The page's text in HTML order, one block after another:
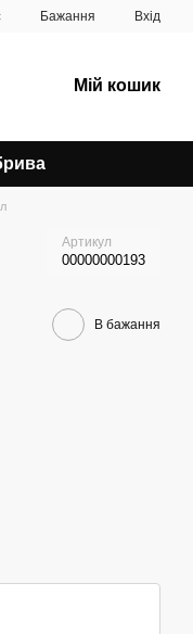
Бажання Вхід
Мій кошик
Артикул
00000000193
В бажання